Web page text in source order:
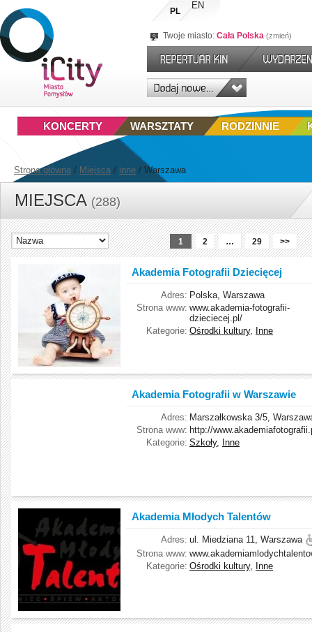
PL
EN
Twoje miasto: Cała Polska zmień
RODZINNIE
WARSZTATY
KONCERTY
Strona główna / Miejsca / inne / Warszawa
MIEJSCA (288)
1 2 … 29 >>
Akademia Fotografii Dziecięcej
Adres: Polska, Warszawa
Strona www: www.akademia-fotografii-
dzieciecej.pl/
Kategorie: Ośrodki kultury, Inne
Akademia Fotografii w Warszawie
Adres: Marszałkowska 3/5,
Strona www: http://
Kategorie: Szkoły, Inne
Akademia Młodych Talentów
Adres: ul. Miedziana 11, Warszawa
Strona www:
Kategorie: Ośrodki kultury, Inne